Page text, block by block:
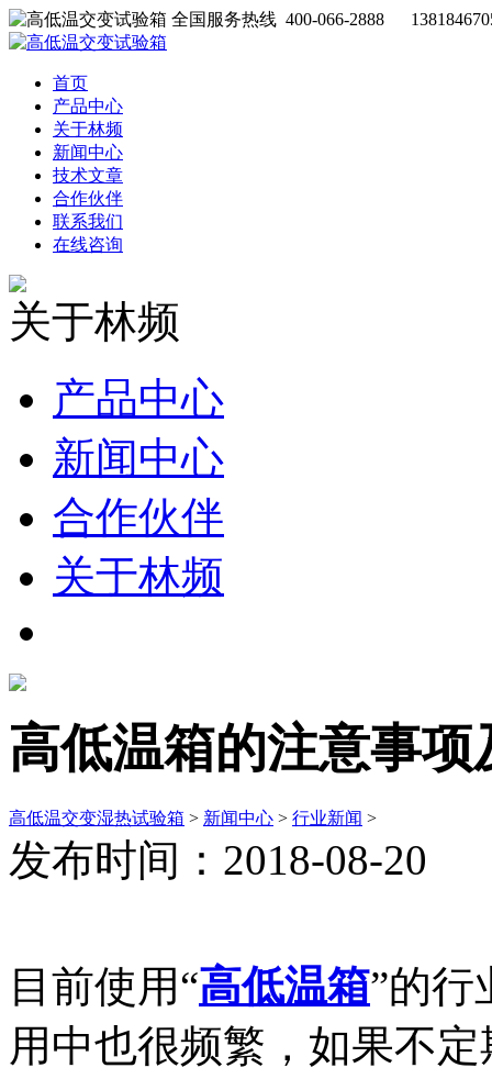
全国服务热线 400-066-2888
首页
产品中心
关于林频
新闻中心
技术文章
合作伙伴
联系我们
在线咨询
关于林频
产品中心
新闻中心
合作伙伴
关于林频
高低温箱的注意事项
高低温交变湿热试验箱 > 新闻中心 > 行业新闻 >
发布时间：2018-08-20
目前使用“高低温箱”的行
用中也很频繁，如果不